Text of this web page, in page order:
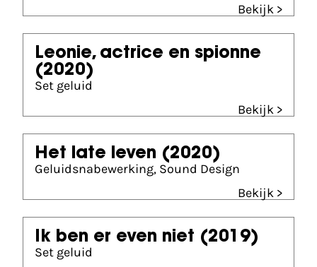
Bekijk >
Leonie, actrice en spionne
(2020)
Set geluid
Bekijk >
Het late leven (2020)
Geluidsnabewerking, Sound Design
Bekijk >
Ik ben er even niet (2019)
Set geluid